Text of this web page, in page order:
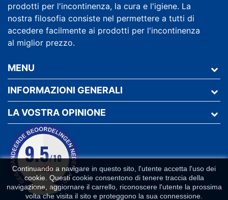
prodotti per l'incontinenza, la cura e l'igiene. La
nostra filosofia consiste nel permettere a tutti di
accedere facilmente ai prodotti per l'incontinenza
al miglior prezzo.
MENU
INFORMAZIONI GENERALI
Continuando a navigare in questo sito, l'utente accetta l'uso dei
cookie. Questi cookie consentono di tenere traccia della
navigazione, aggiornare il carrello, riconoscere l'utente la prossima
volta che visita il sito e proteggono la sua connessione.
LA VOSTRA OPINIONE